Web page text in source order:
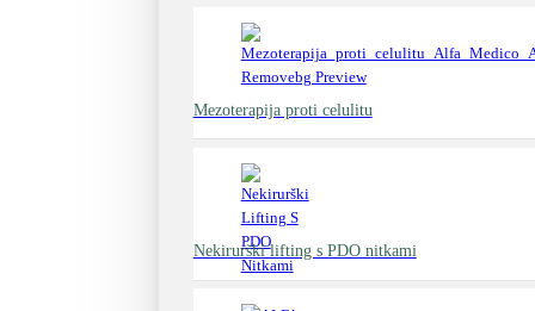
Mezoterapija proti celulitu
Nekirurški lifting s PDO nitkami